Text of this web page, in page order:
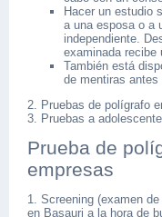
Hacer un estudio
a una esposa o a
independiente.
examinada recibe
También está
de mentiras antes
2. Pruebas de polígrafo
3. Pruebas a
Prueba de
empresas
1. Screening (examen
en Basauri a la hora de